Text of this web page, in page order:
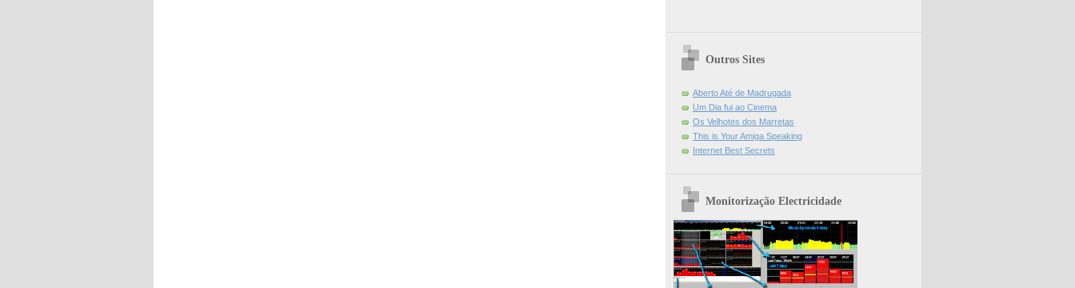
Outros Sites
Aberto Até de Madrugada
Um Dia fui ao Cinema
Os Velhotes dos Marretas
This is Your Amiga Speaking
Internet Best Secrets
Monitorização Electricidade